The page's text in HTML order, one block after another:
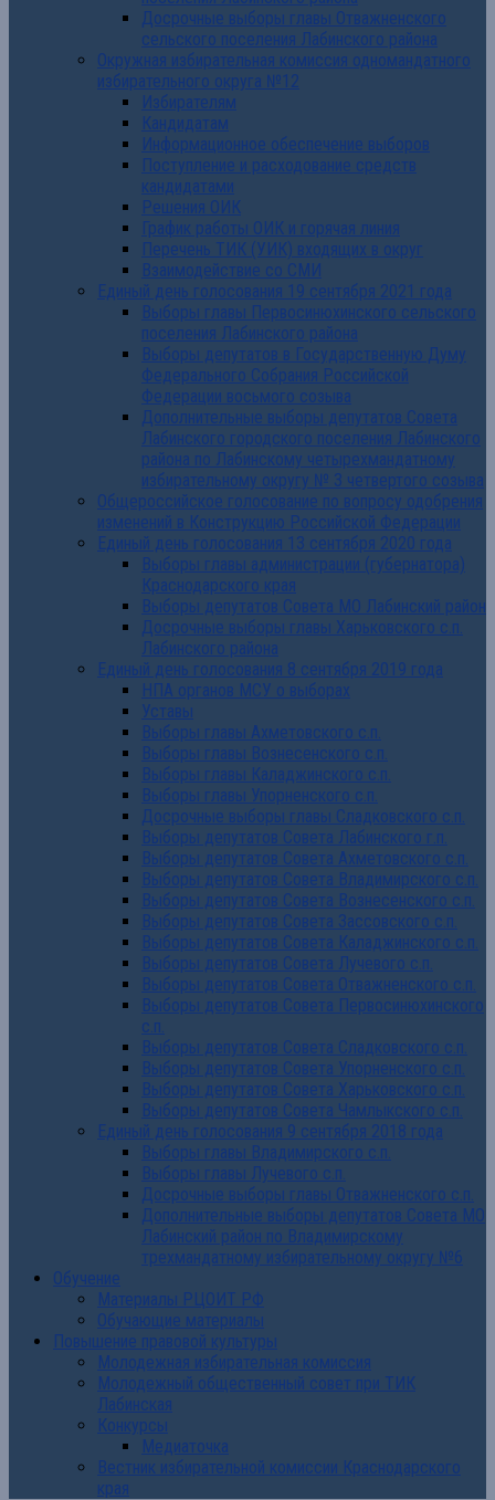
Досрочные выборы главы Отважненского
сельского поселения Лабинского района
Окружная избирательная комиссия одномандатного
избирательного округа №12
Избирателям
Кандидатам
Информационное обеспечение выборов
Поступление и расходование средств
кандидатами
Решения ОИК
График работы ОИК и горячая линия
Перечень ТИК (УИК) входящих в округ
Взаимодействие со СМИ
Единый день голосования 19 сентября 2021 года
Выборы главы Первосинюхинского сельского
поселения Лабинского района
Выборы депутатов в Государственную Думу
Федерального Собрания Российской
Федерации восьмого созыва
Дополнительные выборы депутатов Совета
Лабинского городского поселения Лабинского
района по Лабинскому четырехмандатному
избирательному округу № 3 четвертого созыва
Общероссийское голосование по вопросу одобрения
изменений в Конструкцию Российской Федерации
Единый день голосования 13 сентября 2020 года
Выборы главы администрации (губернатора)
Краснодарского края
Выборы депутатов Совета МО Лабинский район
Досрочные выборы главы Харьковского с.п.
Лабинского района
Единый день голосования 8 сентября 2019 года
НПА органов МСУ о выборах
Уставы
Выборы главы Ахметовского с.п.
Выборы главы Вознесенского с.п.
Выборы главы Каладжинского с.п.
Выборы главы Упорненского с.п.
Досрочные выборы главы Сладковского с.п.
Выборы депутатов Совета Лабинского г.п.
Выборы депутатов Совета Ахметовского с.п.
Выборы депутатов Совета Владимирского с.п.
Выборы депутатов Совета Вознесенского с.п.
Выборы депутатов Совета Зассовского с.п.
Выборы депутатов Совета Каладжинского с.п.
Выборы депутатов Совета Лучевого с.п.
Выборы депутатов Совета Отважненского с.п.
Выборы депутатов Совета Первосинюхинского
с.п.
Выборы депутатов Совета Сладковского с.п.
Выборы депутатов Совета Упорненского с.п.
Выборы депутатов Совета Харьковского с.п.
Выборы депутатов Совета Чамлыкского с.п.
Единый день голосования 9 сентября 2018 года
Выборы главы Владимирского с.п.
Выборы главы Лучевого с.п.
Досрочные выборы главы Отважненского с.п.
Дополнительные выборы депутатов Совета МО
Лабинский район по Владимирскому
трехмандатному избирательному округу №6
Обучение
Материалы РЦОИТ РФ
Обучающие материалы
Повышение правовой культуры
Молодежная избирательная комиссия
Молодежный общественный совет при ТИК
Лабинская
Конкурсы
Медиаточка
Вестник избирательной комиссии Краснодарского
края